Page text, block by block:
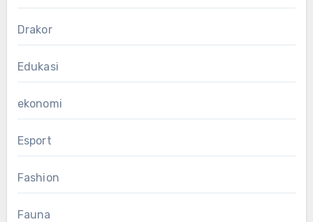
Drakor
Edukasi
ekonomi
Esport
Fashion
Fauna